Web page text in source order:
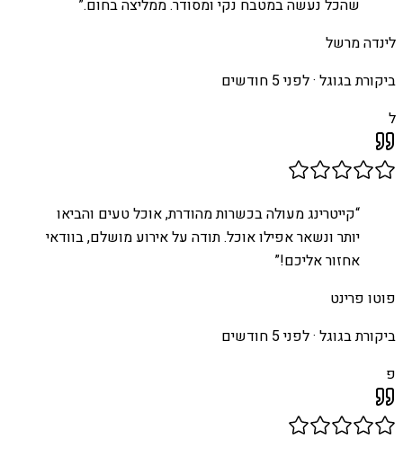
שהכל נעשה במטבח נקי ומסודר. ממליצה בחום.”
לינדה מרשל
ביקורת בגוגל ·לפני 5 חודשים
ל
“קייטרינג מעולה בכשרות מהודרת, אוכל טעים והביאו
יותר ונשאר אפילו אוכל. תודה על אירוע מושלם, בוודאי
אחזור אליכם!”
פוטו פרינט
ביקורת בגוגל ·לפני 5 חודשים
פ